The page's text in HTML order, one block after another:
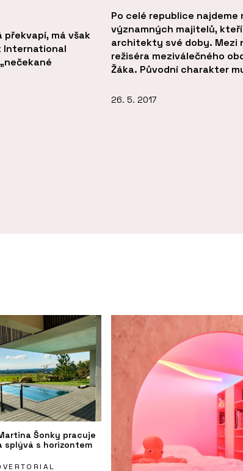
překvapí, má však
International
Po celé republice
významných majitelů,
architekty své doby. Mezi
režiséra meziválečného
Žáka. Původní charakter
26. 5. 2017
Šonky pracuje
splývá s horizontem